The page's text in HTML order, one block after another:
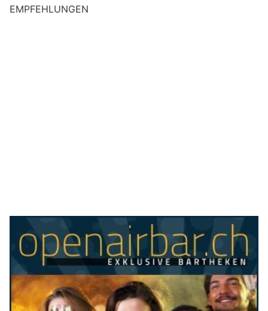
EMPFEHLUNGEN